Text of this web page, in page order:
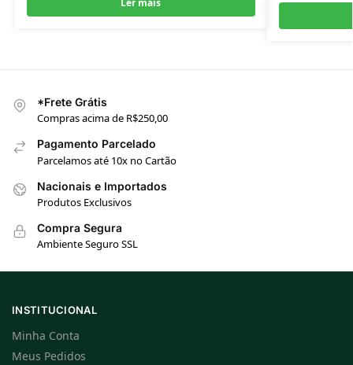
*Frete Grátis
Compras acima de R$250,00
Pagamento Parcelado
Parcelamos até 10x no Cartão
Nacionais e Importados
Produtos Exclusivos
Compra Segura
Ambiente Seguro SSL
INSTITUCIONAL
Minha Conta
Meus Pedidos